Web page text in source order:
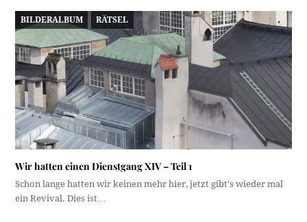
BILDERALBUM RÄTSEL
Wir hatten einen Dienstgang XIV – Teil 1
Schon lange hatten wir keinen mehr hier, jetzt gibt's wieder mal
ein Revival. Dies ist…